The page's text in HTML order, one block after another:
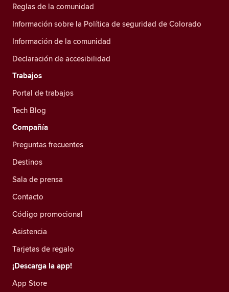
Reglas de la comunidad
Información sobre la Política de seguridad de Colorado
Información de la comunidad
Declaración de accesibilidad
Trabajos
Portal de trabajos
Tech Blog
Compañía
Preguntas frecuentes
Destinos
Sala de prensa
Contacto
Código promocional
Asistencia
Tarjetas de regalo
¡Descarga la app!
App Store